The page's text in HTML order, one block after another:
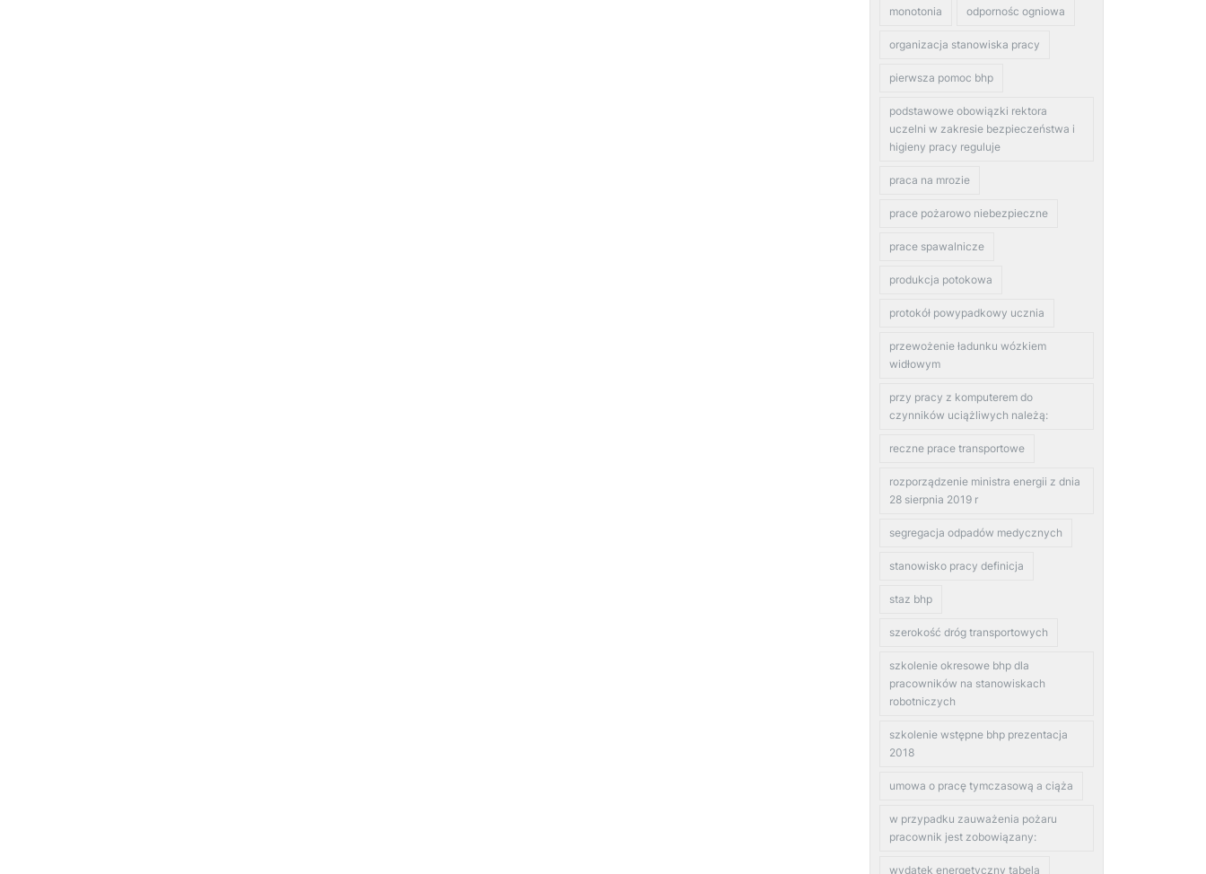
monotonia odpornośc ogniowa
organizacja stanowiska pracy
pierwsza pomoc bhp
podstawowe obowiązki rektora
uczelni w zakresie bezpieczeństwa i
higieny pracy reguluje
praca na mrozie
prace pożarowo niebezpieczne
prace spawalnicze
produkcja potokowa
protokół powypadkowy ucznia
przewożenie ładunku wózkiem
widłowym
przy pracy z komputerem do
czynników uciążliwych należą:
reczne prace transportowe
rozporządzenie ministra energii z dnia
28 sierpnia 2019 r
segregacja odpadów medycznych
stanowisko pracy definicja
staz bhp
szerokość dróg transportowych
szkolenie okresowe bhp dla
pracowników na stanowiskach
robotniczych
szkolenie wstępne bhp prezentacja
2018
umowa o pracę tymczasową a ciąża
w przypadku zauważenia pożaru
pracownik jest zobowiązany:
wydatek energetyczny tabela